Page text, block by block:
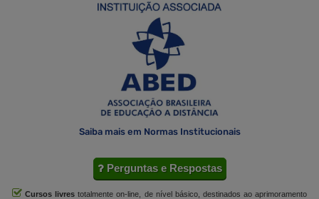
Saiba mais em Normas Institucionais
Perguntas e Respostas
Cursos livres totalmente on-line, de nível básico, destinados ao aprimoramento